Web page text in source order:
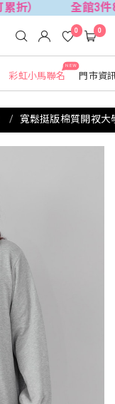
全館3件88折！
NEW
彩虹小馬聯名 門市資
0 0
寬鬆挺版棉質開衩